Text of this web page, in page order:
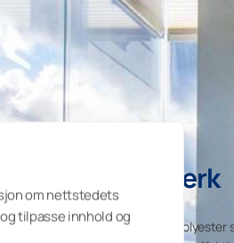
om nettstedets
tilpasse innhold og
til Rekkverk
er laget av slitesterkt plissert